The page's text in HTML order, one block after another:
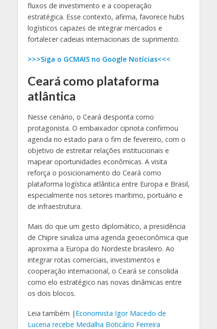
fluxos de investimento e a cooperação
estratégica. Esse contexto, afirma, favorece hubs
logísticos capazes de integrar mercados e
fortalecer cadeias internacionais de suprimento.
>>>Siga o GCMAIS no Google Notícias<<<
Ceará como plataforma
atlântica
Nesse cenário, o Ceará desponta como
protagonista. O embaixador cipriota confirmou
agenda no estado para o fim de fevereiro, com o
objetivo de estreitar relações institucionais e
mapear oportunidades econômicas. A visita
reforça o posicionamento do Ceará como
plataforma logística atlântica entre Europa e Brasil,
especialmente nos setores marítimo, portuário e
de infraestrutura.
Mais do que um gesto diplomático, a presidência
de Chipre sinaliza uma agenda geoeconômica que
aproxima a Europa do Nordeste brasileiro. Ao
integrar rotas comerciais, investimentos e
cooperação internacional, o Ceará se consolida
como elo estratégico nas novas dinâmicas entre
os dois blocos.
Leia também | Economista Igor Macedo de
Lucena recebe Medalha Boticário Ferreira